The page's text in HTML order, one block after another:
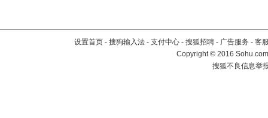
设置首页 - 搜狗输入法 - 支付中心 - 搜狐招聘 - 广告服务 - 客
Copyright©2016
搜狐不良信息举